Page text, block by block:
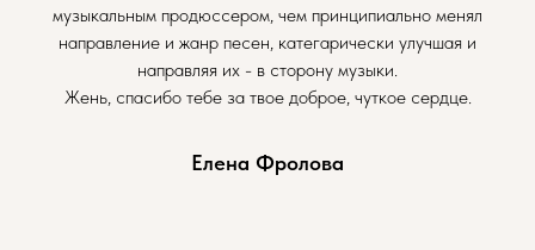
музыкальным продюссером, чем принципиально менял
направление и жанр песен, категарически улучшая и
направляя их - в сторону музыки.
Жень, спасибо тебе за твое доброе, чуткое сердце.
Елена Фролова